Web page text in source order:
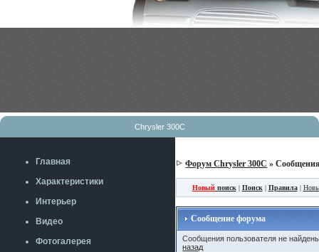
Chrysler 300C
Главная
Характеристики
Интерьер
Видео
Фотогалерея
Форум Chrysler 300C »
Новыйпоиск| Поиск| Правила|
Сообщение форума
Сообщения пользователя не
назад